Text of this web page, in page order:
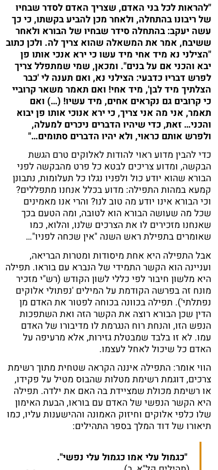
"להראות לכל בני האדם, שצריך האדם לסדר שבחיו
של ריבונו בהתחלה, ולאחר מכן להביע בקשתו, כי כך
עשה יעקב: בהתחלה סידר שבחיו של הבורא ולאחר
ששיבח, אמר את המשאלה שהוא צריך לה. ולכן כתוב
"הצילני נא מיד אחי מיד עשו כי ירא אנכי אותו פן
יבא והכני אם על בנים". ומכאן, שמי שמתפלל צריך
לפרש דבריו כדבעי: הצילני נא, ואם תענה לי 'כבר
הצלתיך מיד לבן', מיד אחי! ואם תאמר משאר קרוביי
כי קרובים גם נקראים אחים, מיד עשיו! (…) ואם
תאמר, אני מה אני צריך, כי ירא אנוכי אותו פן יבוא
והכני… זאת, כדי שיהיו הדברים ניכרים למעלה,
ולפרש אותם כראוי, ולא יהיו הדברים סתומים…"
כדי להבין מדוע ראוי להודות לאלוקים טרם הגשת
הבקשה, ומדוע צריכים לבטא כל פרט מהבקשה לפני
הבורא שהוא יודע כול ולפניו נגלו כל תעלומות, נתבונן
קמעא במהות התפילה: מדוע בכלל אנחנו מתפללים?
וכי הבורא אינו יודע מה טוב לנו? והרי אנו מאמינים
שכל מה שעושה הבורא הוא לטובה, ומה הטעם בכך
שאנחנו מזכירים לו את הצרכים שלנו, והלוא, כמו
שאומרים בתפילת ראש השנה "אין שכחה לפניו"…
אבל התפילה היא אחת מיסודות ומטרות הבריאה,
ועניינה הוא הקשר התמידי של הנברא עם בוראו. תפילה
היא מלשון חיבור לפי כללי לשון הקודש (רש"י מזכיר
מונח זה בפרשה הקודמת על המילים 'נפתולי אלוקים
נפתלתי'). תפילה בכוונה בכוחה לפטור את האדם מן
הדין שכן הבורא רוצה את הקשר הזה ואת השתפכות
הנפש הזו, והנחת רוח הנגרמת לו מדיבורו של האדם
עמו. לא זו בלבד שמבטלת גזירות, אלא מרעיפה על
האדם כל שיכול לאחל לעצמו.
הווי אומר: התפילה איננה הקראה שטחית מתוך רשימת
צרכים, דוגמת רשימת מטלות שהבוס מטיל על פקידו,
או רשימת מכולת שמציידת בה האם את ילדה. תפילה
היא הקשר הנפשי של האדם עם בוראו, הבעת האימון
שלו כלפי אלוקים וחיזוק האמונה וההישענות עליו, כמו
תיאורו של דוד המלך בספר התהילים:
"כגמול עלי אמו כגמול עלי נפשי".